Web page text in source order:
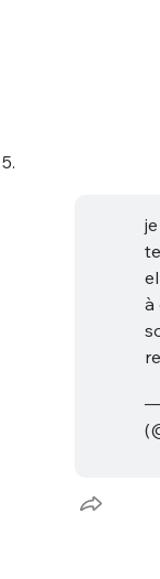
5.
à
—